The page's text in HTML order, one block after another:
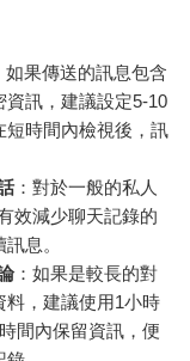
如果傳送的訊息包含
訊，建議設定5-10
短時間內檢視後，訊
：對於一般的私人
效減少聊天記錄的
息。
：如果是較長的對
料，建議使用1小時
間內保留資訊，便